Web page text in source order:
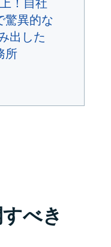
！自社
驚異的な
出した
所
べき